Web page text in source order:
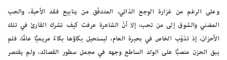
وعلى الرغم من غزارة الوجع الذاتي، المتدفّق من ينابيع فقد الأحبة، والحب
المضني والشوق إلى من تحب، إلا أنّ الشاعرة عرفت كيف تشرك القارئ في تلك
الأحزان، إذ تذوّب الخاص في بحيرة العام، ليستحيل بكاؤها بكاءً مريميًّا عامًّا، فلم
يبق الحزن منصبًّا على الولد الساطع وجهه في مجمل سطور القصائد، ولم يقتصر